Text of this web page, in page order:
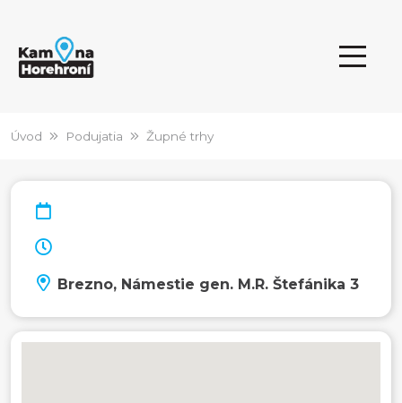
Úvod Podujatia Župné trhy
Brezno, Námestie gen. M.R. Štefánika 3